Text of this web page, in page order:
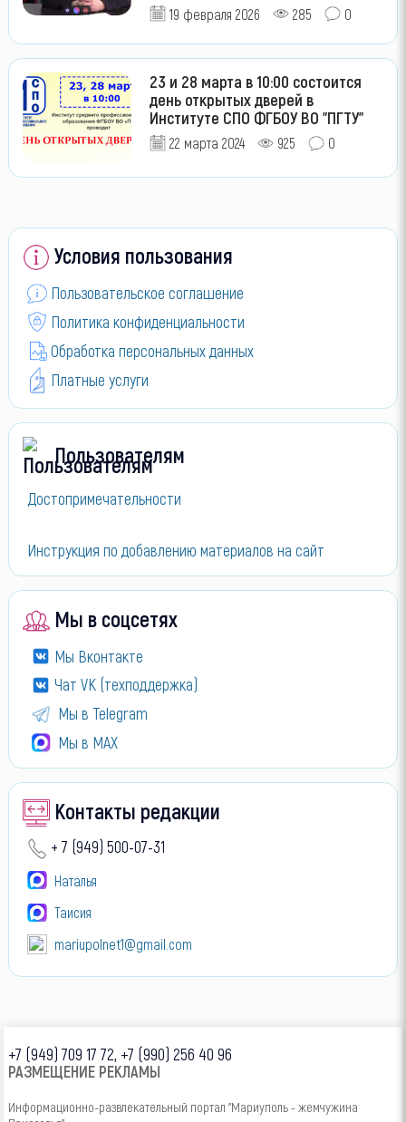
19 февраля 2026 285 0
23 и 28 марта в 10:00 состоится
день открытых дверей в
Институте СПО ФГБОУ ВО "ПГТУ"
22 марта 2024 925 0
Условия пользования
Пользовательское соглашение
Политика конфиденциальности
Обработка персональных данных
Платные услуги
Пользователям
Достопримечательности
Инструкция по добавлению материалов на сайт
Мы в соцсетях
Мы Вконтакте
Чат VK (техподдержка)
Мы в Telegram
Мы в МАХ
Контакты редакции
+ 7 (949) 500-07-31
Наталья
Таисия
mariupolnet1@gmail.com
+7 (949) 709 17 72, +7 (990) 256 40 96
РАЗМЕЩЕНИЕ РЕКЛАМЫ
Информационно-развлекательный портал "Мариуполь - жемчужина